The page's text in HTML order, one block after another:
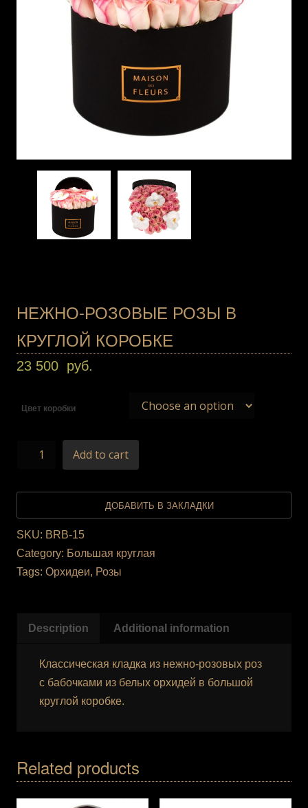
НЕЖНО-РОЗОВЫЕ РОЗЫ В
КРУГЛОЙ КОРОБКЕ
23 500 руб.
Цвет коробки
Add to cart
ДОБАВИТЬ В ЗАКЛАДКИ
SKU: BRB-15
Category: Большая круглая
Tags: Орхидеи, Розы
Description Additional information
Классическая кладка из нежно-розовых роз
с бабочками из белых орхидей в большой
круглой коробке.
Related products